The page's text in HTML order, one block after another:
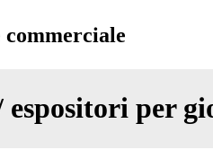
commerciale
espositori per